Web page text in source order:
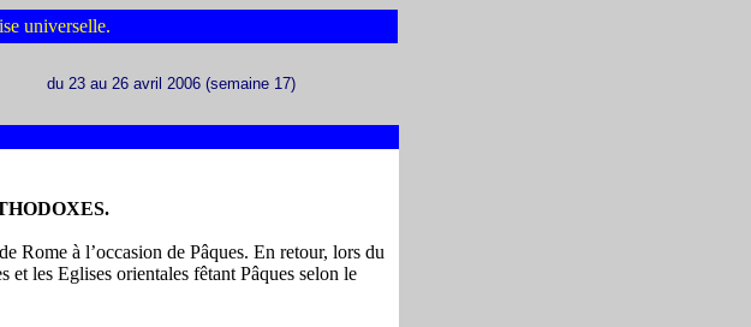
universelle.
du 23 au 26 avril 2006 (semaine 17)
Rome à l’occasion de Pâques. En retour, lors du
les Eglises orientales fêtant Pâques selon le